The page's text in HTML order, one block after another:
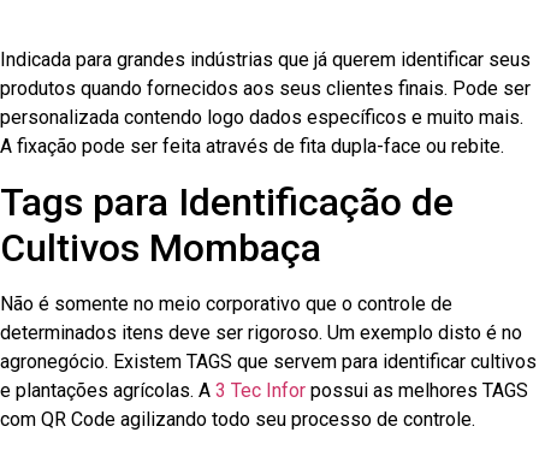
Indicada para grandes indústrias que já querem identificar seus
produtos quando fornecidos aos seus clientes finais. Pode ser
personalizada contendo logo dados específicos e muito mais.
A fixação pode ser feita através de fita dupla-face ou rebite.
Tags para Identificação de
Cultivos Mombaça
Não é somente no meio corporativo que o controle de
determinados itens deve ser rigoroso. Um exemplo disto é no
agronegócio. Existem TAGS que servem para identificar cultivos
e plantações agrícolas. A 3 Tec Infor possui as melhores TAGS
com QR Code agilizando todo seu processo de controle.